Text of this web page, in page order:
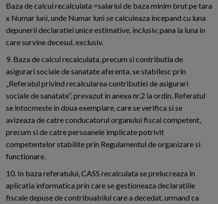
Baza de calcul recalculata =salariul de baza minim brut pe tara
x Numar luni, unde Numar luni se calculeaza incepand cu luna
depunerii declaratiei unice estimative, inclusiv, pana la luna in
care survine decesul, exclusiv.
9. Baza de calcul recalculata, precum si contributia de
asigurari sociale de sanatate aferenta, se stabilesc prin
„Referatul privind recalcularea contributiei de asigurari
sociale de sanatate”, prevazut in anexa nr.2 la ordin. Referatul
se intocmeste in doua exemplare, care se verifica si se
avizeaza de catre conducatorul organului fiscal competent,
precum si de catre persoanele implicate potrivit
competentelor stabilite prin Regulamentul de organizare si
functionare.
10. In baza referatului, CASS recalculata se prelucreaza in
aplicatia informatica prin care se gestioneaza declaratiile
fiscale depuse de contribuabilul care a decedat, urmand ca